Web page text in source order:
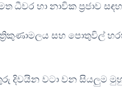
හා නාවික ප්‍රජාව
සහ පොතුවිල්
දිවයින වටා වන සියලුම